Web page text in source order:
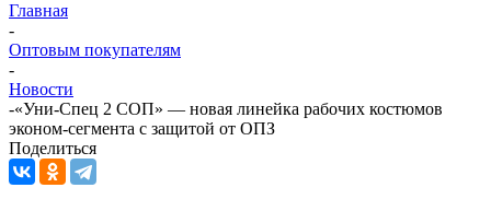
Главная
-
Оптовым покупателям
-
Новости
-«Уни-Спец 2 СОП» — новая линейка рабочих костюмов
эконом-сегмента с защитой от ОПЗ
Поделиться